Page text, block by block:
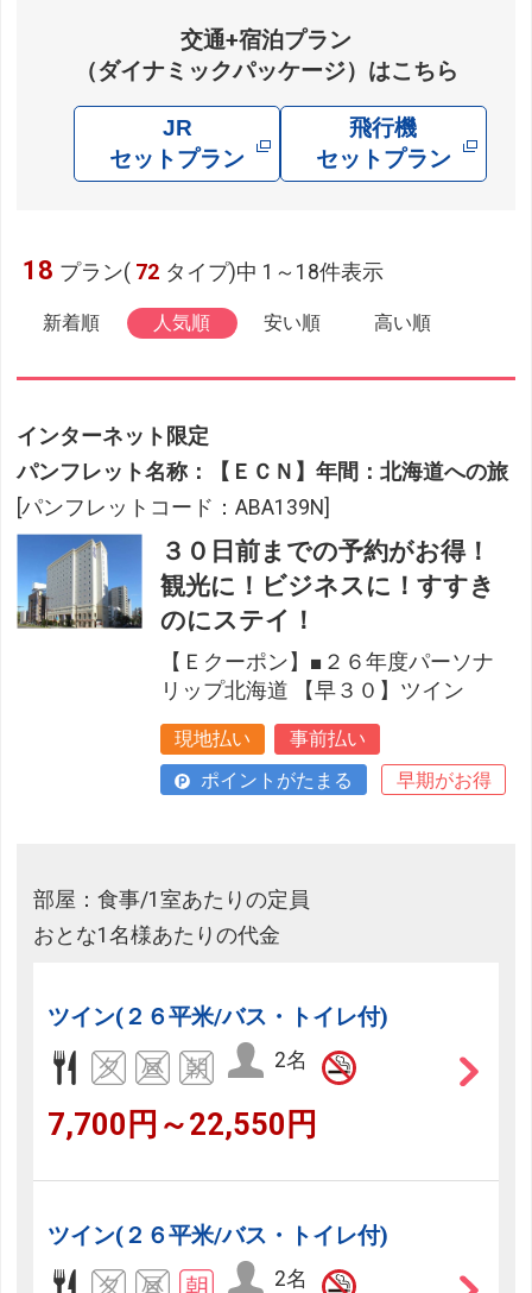
交通+宿泊プラン
（ダイナミックパッケージ）はこちら
JR
セットプラン
飛行機
セットプラン
18 プラン( 72 タイプ)中 1～18件表示
新着順 人気順 安い順 高い順
インターネット限定
パンフレット名称：【ＥＣＮ】年間：北海道への旅
[パンフレットコード：ABA139N]
３０日前までの予約がお得！
観光に！ビジネスに！すすき
のにステイ！
【Ｅクーポン】■２６年度パーソナ
リップ北海道 【早３０】ツイン
現地払い
事前払い
ポイントがたまる
早期がお得
部屋：食事/1室あたりの定員
おとな1名様あたりの代金
ツイン(２６平米/バス・トイレ付)
2名
7,700円～22,550円
ツイン(２６平米/バス・トイレ付)
2名